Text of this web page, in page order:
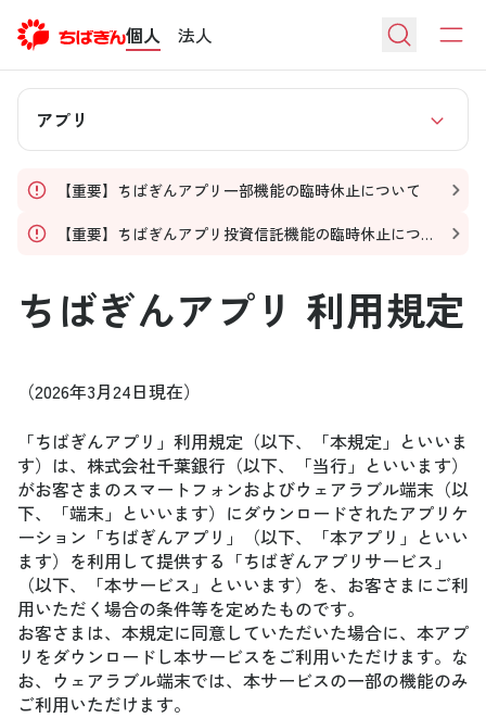
個人 法人
アプリ
【重要】ちばぎんアプリ一部機能の臨時休止について
【重要】ちばぎんアプリ投資信託機能の臨時休止につい
ちばぎんアプリ 利用規定
（2026年3月24日現在）
「ちばぎんアプリ」利用規定（以下、「本規定」といいま
す）は、株式会社千葉銀行（以下、「当行」といいます）
がお客さまのスマートフォンおよびウェアラブル端末（以
下、「端末」といいます）にダウンロードされたアプリケ
ーション「ちばぎんアプリ」（以下、「本アプリ」といい
ます）を利用して提供する「ちばぎんアプリサービス」
（以下、「本サービス」といいます）を、お客さまにご利
用いただく場合の条件等を定めたものです。
お客さまは、本規定に同意していただいた場合に、本アプ
リをダウンロードし本サービスをご利用いただけます。な
お、ウェアラブル端末では、本サービスの一部の機能のみ
ご利用いただけます。